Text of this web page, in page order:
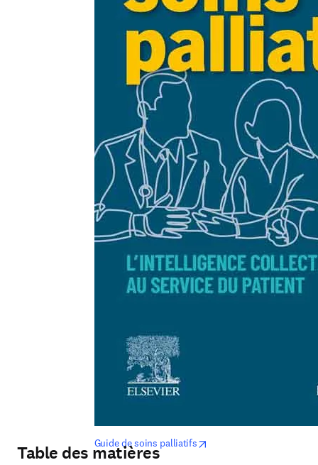
Guide de soins palliatifs
Table des matières